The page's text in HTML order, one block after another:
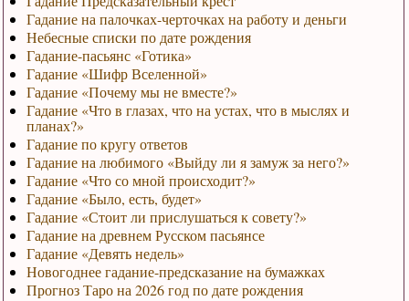
Гадание на палочках-черточках на работу и деньги
Небесные списки по дате рождения
Гадание-пасьянс «Готика»
Гадание «Шифр Вселенной»
Гадание «Почему мы не вместе?»
Гадание «Что в глазах, что на устах, что в мыслях и
планах?»
Гадание по кругу ответов
Гадание на любимого «Выйду ли я замуж за него?»
Гадание «Что со мной происходит?»
Гадание «Было, есть, будет»
Гадание «Стоит ли прислушаться к совету?»
Гадание на древнем Русском пасьянсе
Гадание «Девять недель»
Новогоднее гадание-предсказание на бумажках
Прогноз Таро на 2026 год по дате рождения